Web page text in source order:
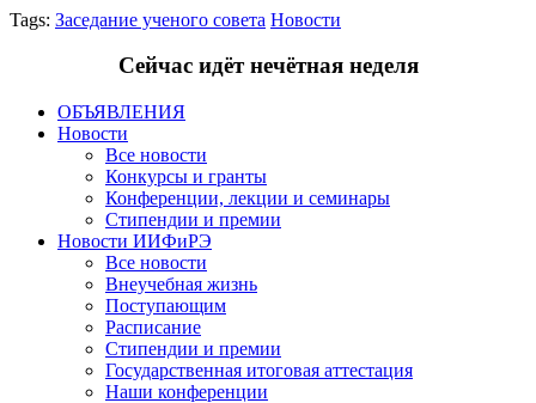
Tags: Заседание ученого совета Новости
Сейчас идётнечётная неделя
ОБЪЯВЛЕНИЯ
Новости
Все новости
Конкурсы и гранты
Конференции, лекции и семинары
Стипендии и премии
Новости ИИФиРЭ
Все новости
Внеучебная жизнь
Поступающим
Расписание
Стипендии и премии
Государственная итоговая аттестация
Наши конференции